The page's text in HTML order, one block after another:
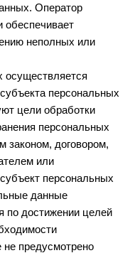
Оператор
неполных или
осуществляется
персональных
цели обработки
персональных
законом, договором,
или
персональных
данные
по достижении целей
не предусмотрено